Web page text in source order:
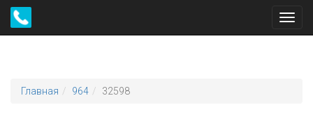
Главная 964 32598